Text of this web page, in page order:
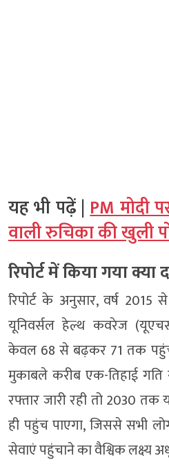
यह भी पढ़ें |PM मोदी
वाली रुचिका की खुली
रिपोर्ट में किया गया क्या
रिपोर्ट के अनुसार, वर्ष
यूनिवर्सल हेल्थ कवरेज
केवल 68 से बढ़कर 71 तक
मुकाबले करीब एक-तिहाई
रफ्तार जारी रही तो 2030
ही पहुंच पाएगा, जिससे सभी
सेवाएं पहुंचाने का वैश्विक लक्ष्य